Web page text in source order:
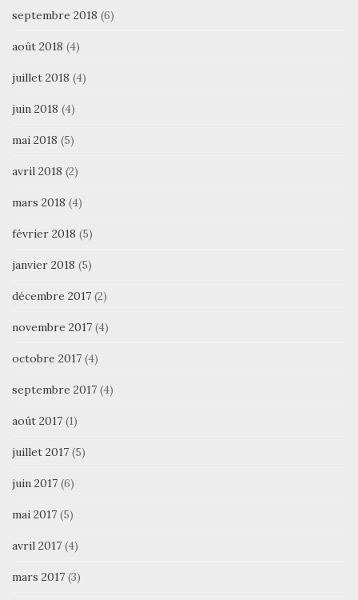
septembre 2018 (6)
août 2018 (4)
juillet 2018 (4)
juin 2018 (4)
mai 2018 (5)
avril 2018 (2)
mars 2018 (4)
février 2018 (5)
janvier 2018 (5)
décembre 2017 (2)
novembre 2017 (4)
octobre 2017 (4)
septembre 2017 (4)
août 2017 (1)
juillet 2017 (5)
juin 2017 (6)
mai 2017 (5)
avril 2017 (4)
mars 2017 (3)